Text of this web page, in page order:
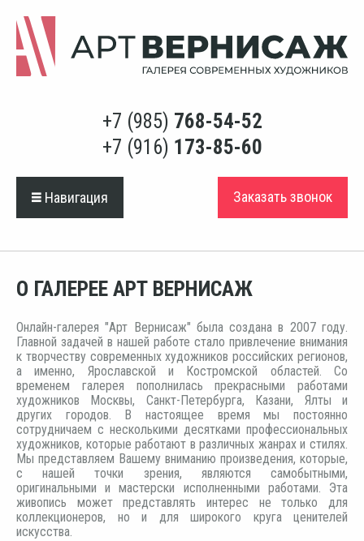
+7 (985) 768-54-52
+7 (916) 173-85-60
Навигация Заказать звонок
О ГАЛЕРЕЕ АРТ ВЕРНИСАЖ
Онлайн-галерея "Арт Вернисаж" была создана в 2007 году.
Главной задачей в нашей работе стало привлечение внимания
к творчеству современных художников российских регионов,
а именно, Ярославской и Костромской областей. Со
временем галерея пополнилась прекрасными работами
художников Москвы, Санкт-Петербурга, Казани, Ялты и
других городов. В настоящее время мы постоянно
сотрудничаем с несколькими десятками профессиональных
художников, которые работают в различных жанрах и стилях.
Мы представляем Вашему вниманию произведения, которые,
с нашей точки зрения, являются самобытными,
оригинальными и мастерски исполненными работами. Эта
живопись может представлять интерес не только для
коллекционеров, но и для широкого круга ценителей
искусства.